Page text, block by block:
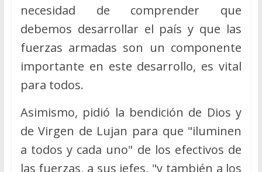
necesidad de comprender que
debemos desarrollar el país y que las
fuerzas armadas son un componente
importante en este desarrollo, es vital
para todos.
Asimismo, pidió la bendición de Dios y
de Virgen de Lujan para que "iluminen
a todos y cada uno" de los efectivos de
las fuerzas, a sus jefes, "y también a los